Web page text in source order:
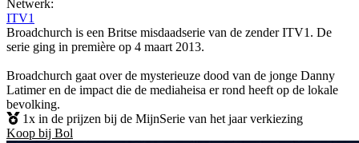
Netwerk:
ITV1
Broadchurch is een Britse misdaadserie van de zender ITV1. De
serie ging in première op 4 maart 2013.
Broadchurch gaat over de mysterieuze dood van de jonge Danny
Latimer en de impact die de mediaheisa er rond heeft op de lokale
bevolking.
1x in de prijzen bij de MijnSerie van het jaar verkiezing
Koop bij Bol